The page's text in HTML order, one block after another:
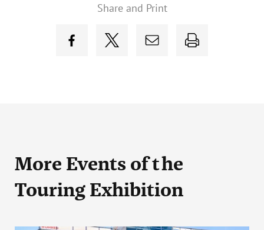
Share and Print
More Events of the
Touring Exhibition